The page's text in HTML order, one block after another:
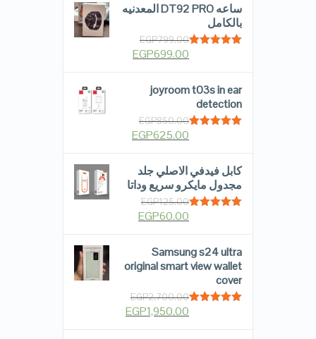
ساعه DT92 PRO المعدنيه
بالكامل
EGP799.00
EGP699.00
joyroom t03s in ear
detection
EGP850.00
EGP625.00
كابل فيدفي الاصلي جلد
مجدول مايكرو سريع وداتا
EGP125.00
EGP60.00
Samsung s24 ultra
original smart view wallet
cover
EGP2,700.00
EGP1,950.00